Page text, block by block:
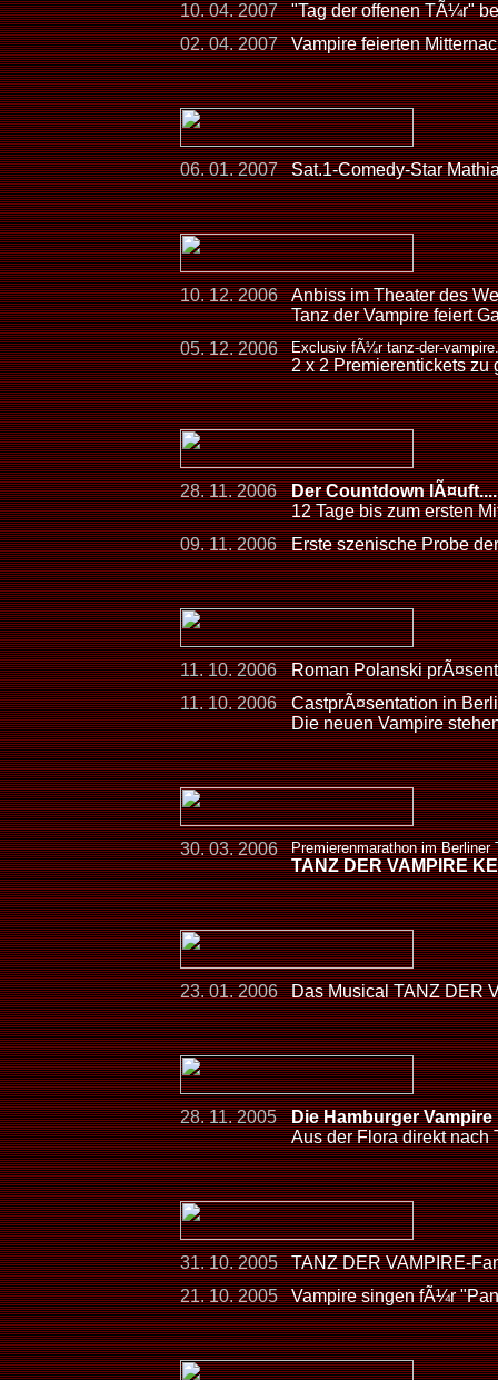
10. 04. 2007
"Tag der offenen TÃ¼r"
02. 04. 2007
Vampire feierten
06. 01. 2007 Sat.1-Comedy-Star
10. 12. 2006
Anbiss im Theater des
Tanz der Vampire feiert
05. 12. 2006
Exclusiv fÃ¼r tanz-der-
2 x 2 Premierentickets zu
28. 11. 2006
Der Countdown
12 Tage bis zum ersten
09. 11. 2006
Erste szenische Probe
11. 10. 2006
Roman Polanski
11. 10. 2006
CastprÃ¤sentation in
Die neuen Vampire
30. 03. 2006 Premierenmarathon im Berliner
TANZ DER VAMPIRE
23. 01. 2006 Das Musical TANZ DER
28. 11. 2005
Die Hamburger
Aus der Flora direkt nach
31. 10. 2005
TANZ DER VAMPIRE-
21. 10. 2005
Vampire singen fÃ¼r